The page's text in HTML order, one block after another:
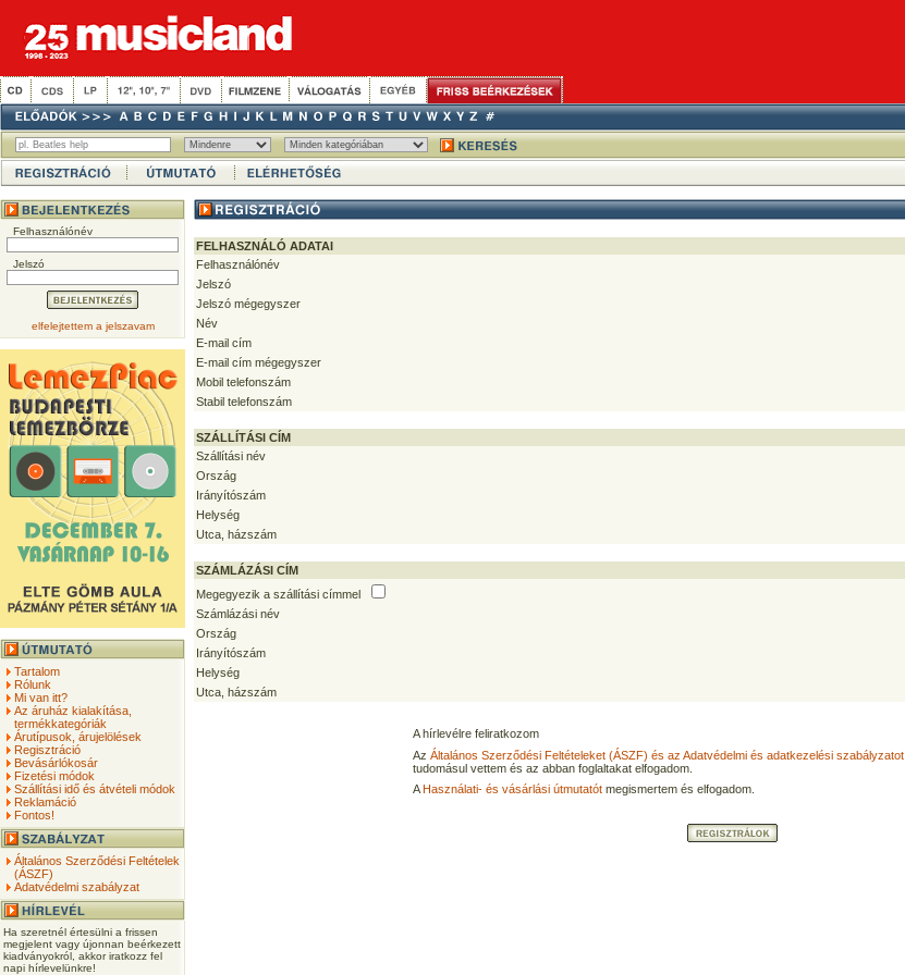
Felhasználónév
Jelszó
elfelejtettem a jelszavam
Tartalom
Rólunk
Mi van itt?
Az áruház kialakítása,
termékkategóriák
Árutípusok, árujelölések
Regisztráció
Bevásárlókosár
Fizetési módok
Szállítási idő és átvételi módok
Reklamáció
Fontos!
Általános Szerződési Feltételek
(ÁSZF)
Adatvédelmi szabályzat
Ha szeretnél értesülni a frissen
megjelent vagy újonnan beérkezett
kiadványokról, akkor iratkozz fel
napi hírlevelünkre!
FELHASZNÁLÓ ADATAI
Felhasználónév
Jelszó
Jelszó mégegyszer
Név
E-mail cím
E-mail cím mégegyszer
Mobil telefonszám
Stabil telefonszám
SZÁLLÍTÁSI CÍM
Szállítási név
Ország
Irányítószám
Helység
Utca, házszám
SZÁMLÁZÁSI CÍM
Megegyezik a szállítási címmel
Számlázási név
Ország
Irányítószám
Helység
Utca, házszám
A hírlevélre feliratkozom
Az Általános Szerződési Feltételeket (ÁSZF) és az Adatvédelmi és adatkezelési szabályzatot
tudomásul vettem és az abban foglaltakat elfogadom.
AHasználati- és vásárlási útmutatót megismertem és elfogadom.